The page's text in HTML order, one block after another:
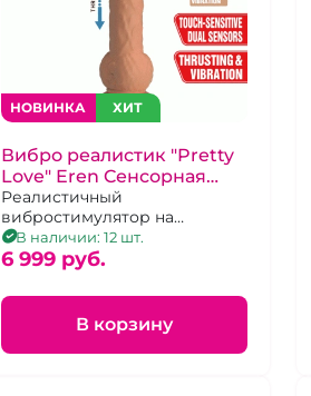
НОВИНКА ХИТ
Вибро реалистик "Pretty
Love" Eren Cенсорная
технология
Реалистичный
вибростимулятор на
присоске с 5 режимами
вибрации и сенсорным
управлением
поступательных движений
В наличии: 12 шт.
6 999 pуб.
В корзину